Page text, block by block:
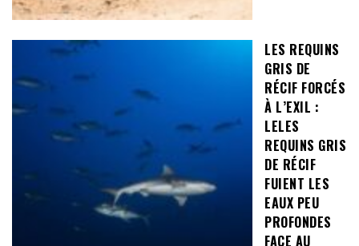
LES REQUINS
GRIS DE
RÉCIF FORCÉS
À L’EXIL :
LELES
REQUINS GRIS
DE RÉCIF
FUIENT LES
EAUX PEU
PROFONDES
FACE AU